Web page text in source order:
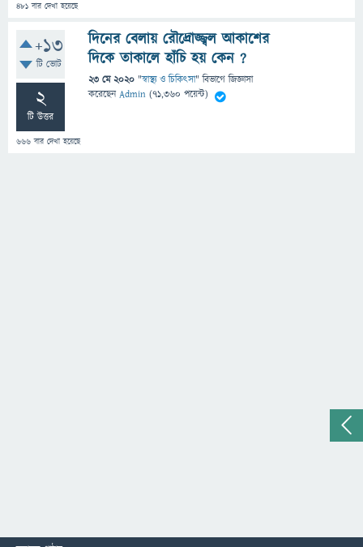
481 বার দেখা হয়েছে
+13
টি ভোট
2
টি উত্তর
666 বার দেখা হয়েছে
দিনের বেলায় রৌদ্রোজ্জ্বল আকাশের
দিকে তাকালে হাঁচি হয় কেন ?
23 মে 2020 "স্বাস্থ্য ও চিকিৎসা" বিভাগে জিজ্ঞাসা
করেছেনAdmin (71,360 পয়েন্ট)